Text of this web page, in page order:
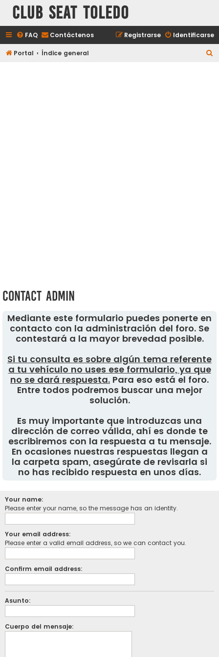
Club Seat Toledo
FAQ Contáctenos Identificarse
Registrarse
Portal Índice general
Contact Admin
Mediante este formulario puedes ponerte en
contacto con la administración del foro. Se
contestará a la mayor brevedad posible.
Si tu consulta es sobre algún tema referente
a tu vehículo no uses ese formulario, ya que
no se dará respuesta. Para eso está el foro.
Entre todos podremos buscar una mejor
solución.
Es muy importante que introduzcas una
dirección de correo válida, ahí es donde te
escribiremos con la respuesta a tu mensaje.
En ocasiones nuestras respuestas llegan a
la carpeta spam, asegúrate de revisarla si
no has recibido respuesta en unos días.
Your name:
Please enter your name, so the message has an identity.
Your email address:
Please enter a valid email address, so we can contact you.
Confirm email address:
Asunto:
Cuerpo del mensaje: